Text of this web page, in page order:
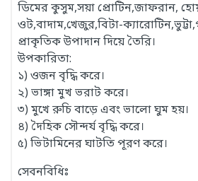
ডিমের কুসুম,সয়া প্রোটিন,জাফরান,
ওট,বাদাম,খেজুর,বিটা-
প্রাকৃতিক উপাদান দিয়ে তৈরি।
উপকারিতা:
১) ওজন বৃদ্ধি করে।
২) ভাঙ্গা মুখ ভরাট করে।
৩) মুখে রুচি বাড়ে এবং ভালো ঘুম হয়।
৪) দৈহিক সৌন্দর্য বৃদ্ধি করে।
৫) ভিটামিনের ঘাটতি পূরণ করে।
সেবনবিধিঃ